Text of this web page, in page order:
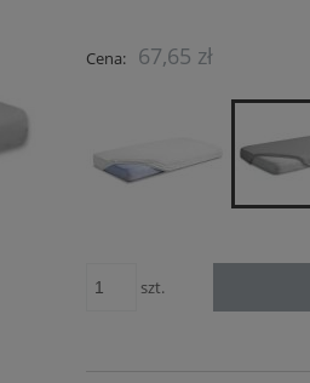
CZARNY
płatności
Cena: 67,65 zł
szt.